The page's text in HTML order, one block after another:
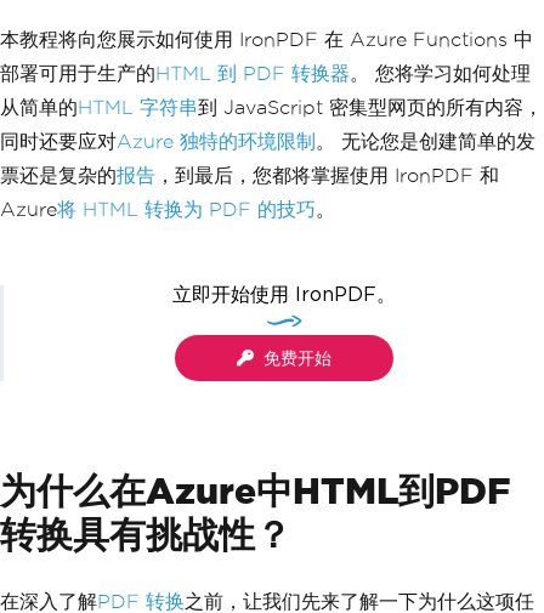
本教程将向您展示如何使用 IronPDF 在 Azure Functions 中
部署可用于生产的HTML 到 PDF 转换器。 您将学习如何处理
从简单的HTML 字符串到 JavaScript 密集型网页的所有内容，
同时还要应对Azure 独特的环境限制 。 无论您是创建简单的发
票还是复杂的报告 ，到最后，您都将掌握使用 IronPDF 和
Azure将 HTML 转换为 PDF 的技巧。
立即开始使用 IronPDF。
免费开始
为什么在Azure中HTML到PDF
转换具有挑战性？
在深入了解PDF 转换之前，让我们先来了解一下为什么这项任